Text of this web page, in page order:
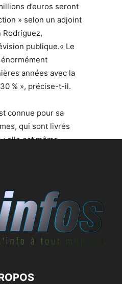
d’euros seront
» selon un adjoint
Rodriguez,
publique.« Le
années avec la
% », précise-t-il.
connue pour sa
qui sont livrés
; elle est même
serres qui s’y
les immigrés qui
agricole, car
cher aux